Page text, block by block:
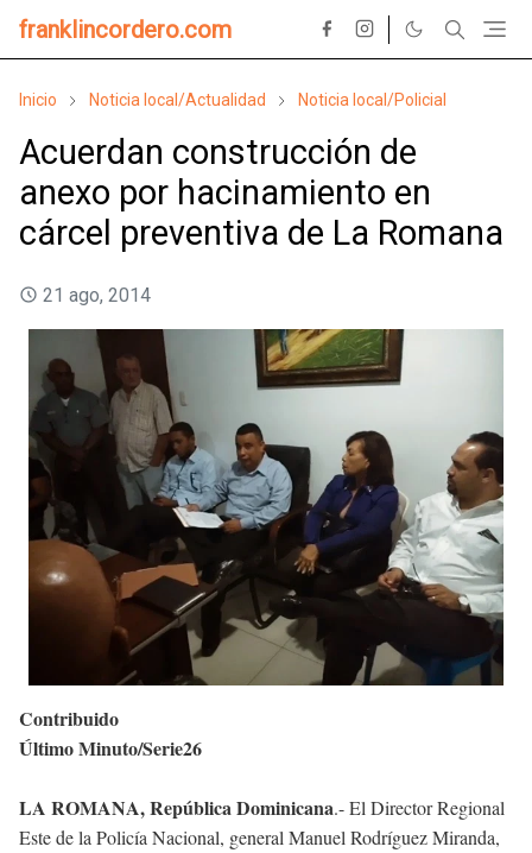
franklincordero.com
Inicio Noticia local/Actualidad Noticia local/Policial
Acuerdan construcción de
anexo por hacinamiento en
cárcel preventiva de La Romana
21 ago, 2014
Contribuido
Último Minuto/Serie26
LA ROMANA, República Dominicana.- El Director Regional
Este de la Policía Nacional, general Manuel Rodríguez Miranda,